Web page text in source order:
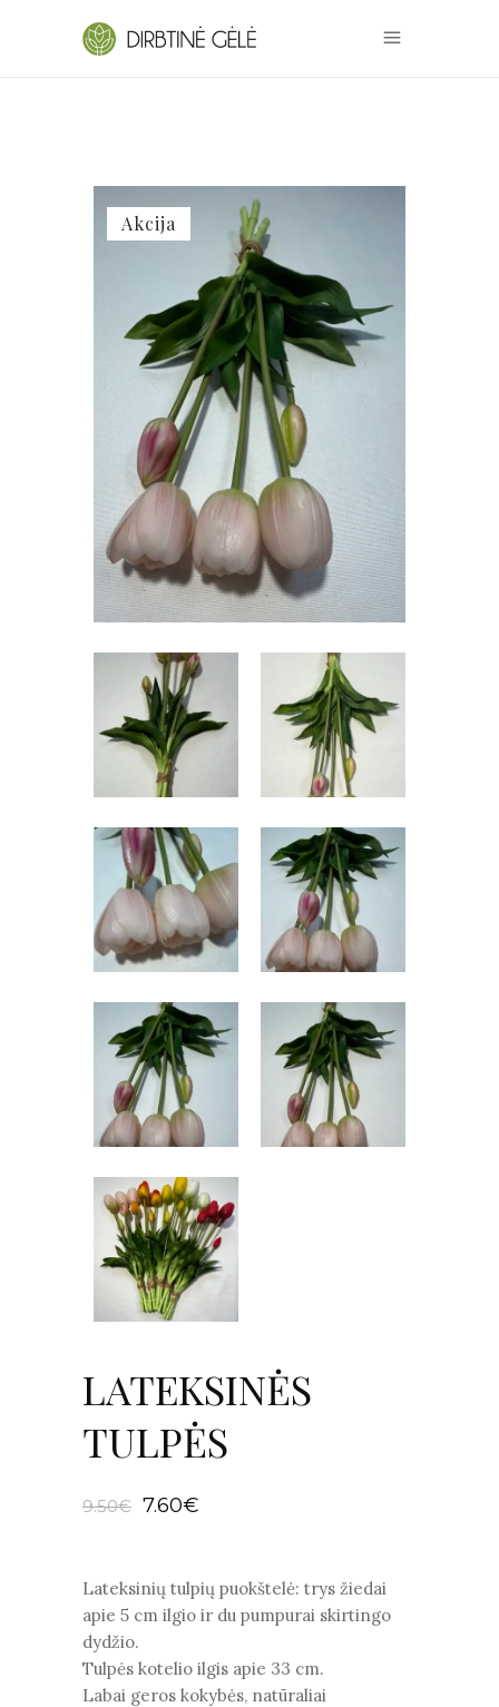
Akcija
LATEKSINĖS
TULPĖS
9.50€ Original
9.50€.
7.60€
7.60€.
Lateksinių tulpių puokštelė: trys žiedai
apie 5 cm ilgio ir du pumpurai skirtingo
dydžio.
Tulpės kotelio ilgis apie 33 cm.
Labai geros kokybės, natūraliai